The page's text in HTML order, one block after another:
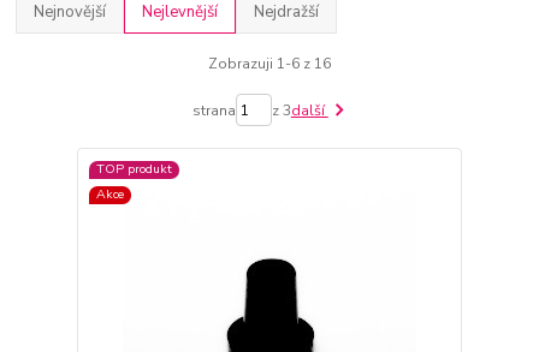
Nejnovější Nejlevnější Nejdražší
Zobrazuji 1-6 z 16
strana z 3další
TOP produkt
Akce